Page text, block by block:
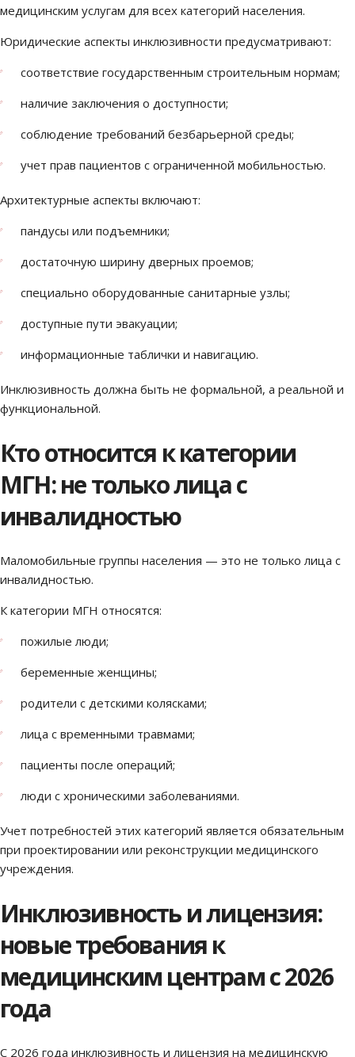
медицинским услугам для всех категорий населения.
Юридические аспекты инклюзивности предусматривают:
соответствие государственным строительным нормам;
наличие заключения о доступности;
соблюдение требований безбарьерной среды;
учет прав пациентов с ограниченной мобильностью.
Архитектурные аспекты включают:
пандусы или подъемники;
достаточную ширину дверных проемов;
специально оборудованные санитарные узлы;
доступные пути эвакуации;
информационные таблички и навигацию.
Инклюзивность должна быть не формальной, а реальной и
функциональной.
Кто относится к категории
МГН: не только лица с
инвалидностью
Маломобильные группы населения — это не только лица с
инвалидностью.
К категории МГН относятся:
пожилые люди;
беременные женщины;
родители с детскими колясками;
лица с временными травмами;
пациенты после операций;
люди с хроническими заболеваниями.
Учет потребностей этих категорий является обязательным
при проектировании или реконструкции медицинского
учреждения.
Инклюзивность и лицензия:
новые требования к
медицинским центрам с 2026
года
С 2026 года инклюзивность и лицензия на медицинскую